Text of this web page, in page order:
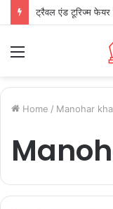
Home / Manohar